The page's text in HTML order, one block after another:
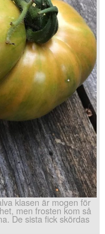
klasen är mogen för
men frosten kom så
De sista fick skördas